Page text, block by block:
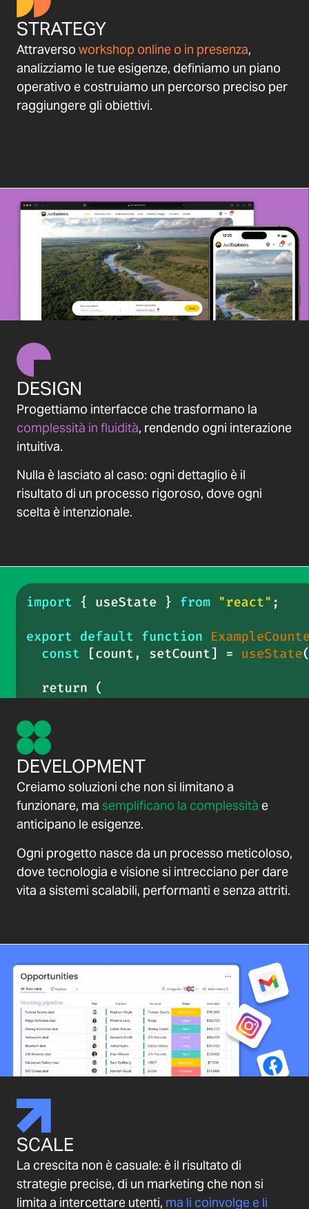
STRATEGY
Attraverso workshop online o in presenza,
analizziamo le tue esigenze, definiamo un piano
operativo e costruiamo un percorso preciso per
raggiungere gli obiettivi.
DESIGN
Progettiamo interfacce che trasformano la
complessità in fluidità, rendendo ogni interazione
intuitiva.
Nulla è lasciato al caso: ogni dettaglio è il
risultato di un processo rigoroso, dove ogni
scelta è intenzionale.
DEVELOPMENT
Creiamo soluzioni che non si limitano a
funzionare, ma semplificano la complessità e
anticipano le esigenze.
Ogni progetto nasce da un processo meticoloso,
dove tecnologia e visione si intrecciano per dare
vita a sistemi scalabili, performanti e senza attriti.
SCALE
La crescita non è casuale: è il risultato di
strategie precise, di un marketing che non si
limita a intercettare utenti, ma li coinvolge e li